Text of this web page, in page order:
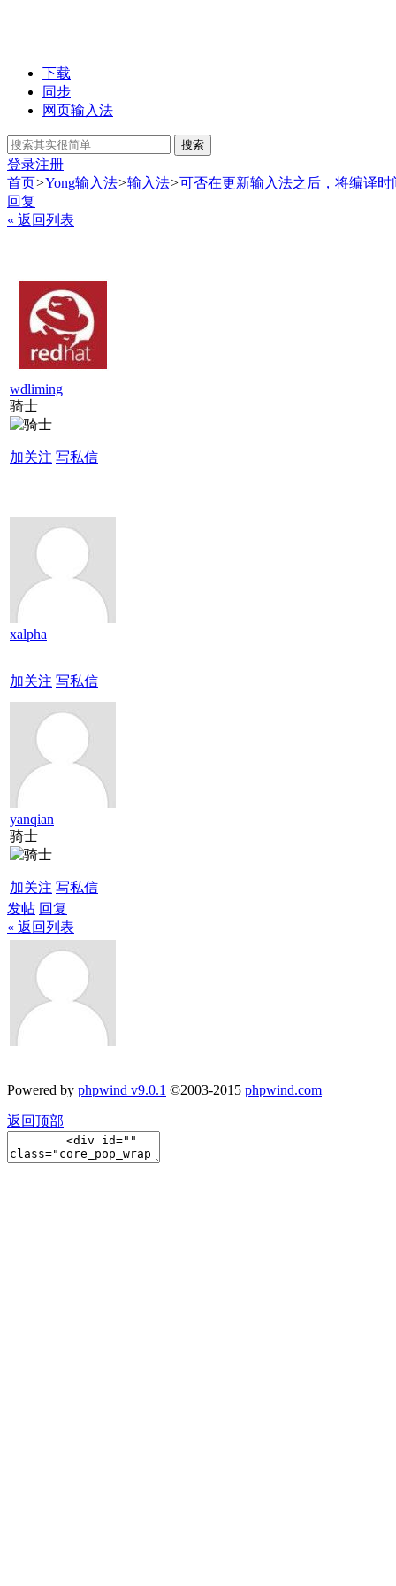
下载
同步
网页输入法
搜索
登录注册
首页>Yong输入法>输入法>可否在更新输入法之后，将编译
回复
« 返回列表
wdliming
骑士
加关注 写私信
xalpha
加关注 写私信
yanqian
骑士
加关注 写私信
发帖 回复
« 返回列表
Powered by phpwind v9.0.1 ©2003-2015 phpwind.com
返回顶部